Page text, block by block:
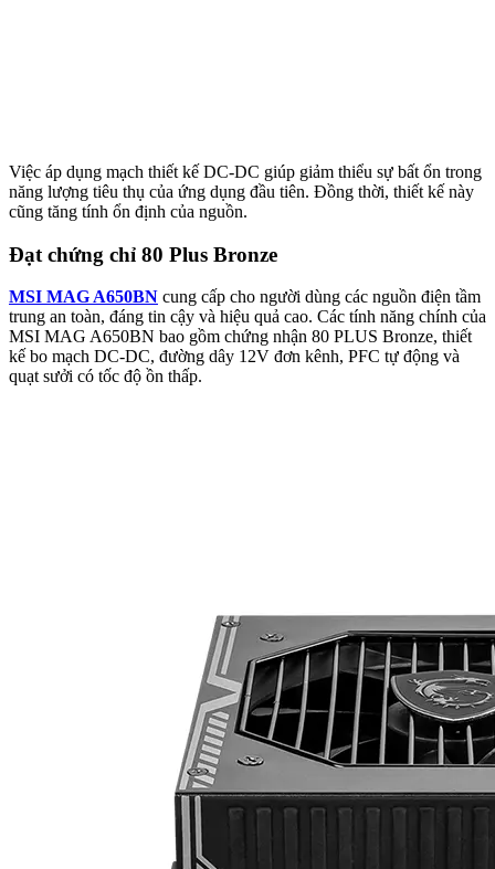
Việc áp dụng mạch thiết kế DC-DC giúp giảm thiểu sự bất ổn trong
năng lượng tiêu thụ của ứng dụng đầu tiên. Đồng thời, thiết kế này
cũng tăng tính ổn định của nguồn.
Đạt chứng chỉ 80 Plus Bronze
MSI MAG A650BN cung cấp cho người dùng các nguồn điện tầm
trung an toàn, đáng tin cậy và hiệu quả cao. Các tính năng chính của
MSI MAG A650BN bao gồm chứng nhận 80 PLUS Bronze, thiết
kế bo mạch DC-DC, đường dây 12V đơn kênh, PFC tự động và
quạt sưởi có tốc độ ồn thấp.